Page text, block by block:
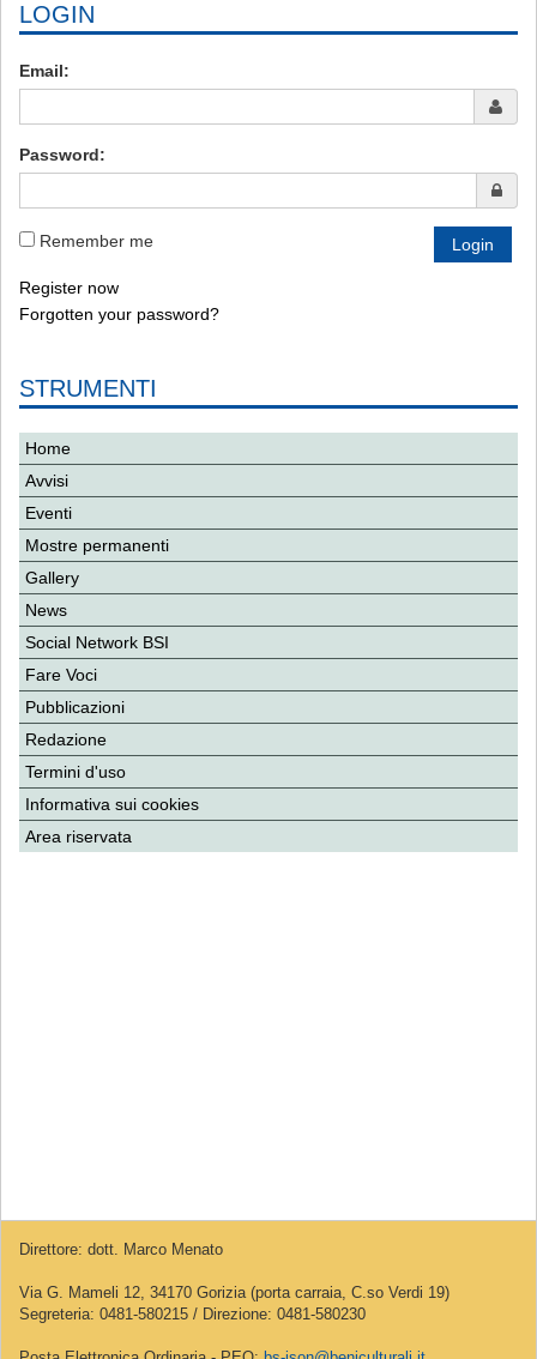
LOGIN
Email:
Password:
Remember me
Register now
Forgotten your password?
STRUMENTI
Home
Avvisi
Eventi
Mostre permanenti
Gallery
News
Social Network BSI
Fare Voci
Pubblicazioni
Redazione
Termini d'uso
Informativa sui cookies
Area riservata
Direttore: dott. Marco Menato
Via G. Mameli 12, 34170 Gorizia (porta carraia, C.so Verdi 19)
Segreteria: 0481-580215 / Direzione: 0481-580230